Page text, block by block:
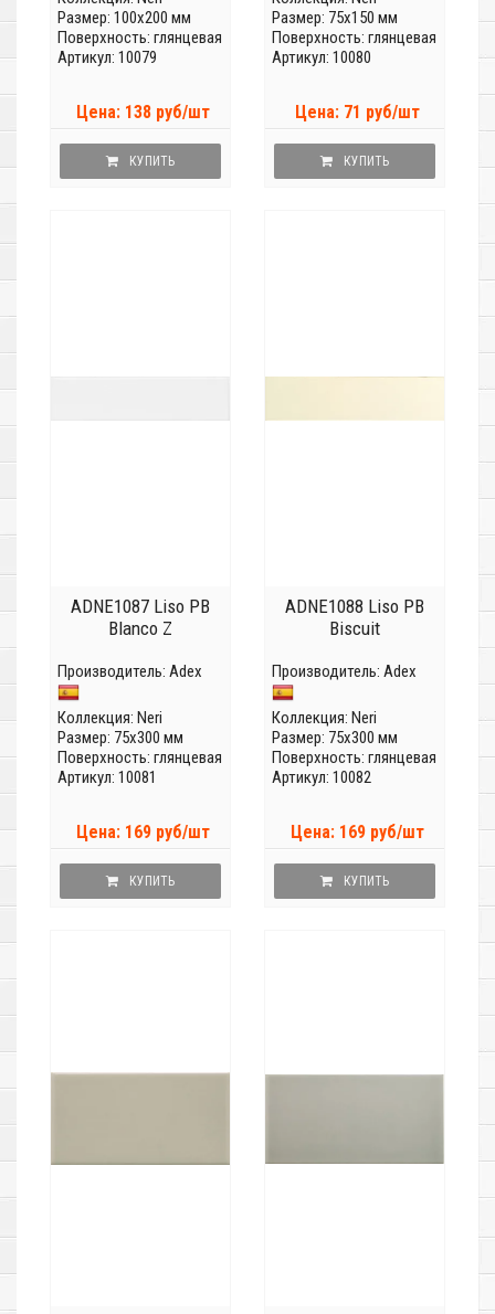
Размер: 100x200 мм
Поверхность: глянцевая
Артикул: 10079
Цена: 138 руб/шт
КУПИТЬ
Размер: 75x150 мм
Поверхность: глянцевая
Артикул: 10080
Цена: 71 руб/шт
КУПИТЬ
ADNE1087 Liso PB
Blanco Z
Производитель: Adex
Коллекция: Neri
Размер: 75x300 мм
Поверхность: глянцевая
Артикул: 10081
Цена: 169 руб/шт
КУПИТЬ
ADNE1088 Liso PB
Biscuit
Производитель: Adex
Коллекция: Neri
Размер: 75x300 мм
Поверхность: глянцевая
Артикул: 10082
Цена: 169 руб/шт
КУПИТЬ